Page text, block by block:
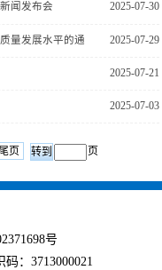
2025-07-30
闻发布会
2025-07-29
量发展水平的通
2025-07-21
2025-07-03
页 页
号
码：3713000021